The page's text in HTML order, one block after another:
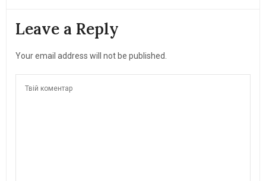
Leave a Reply
Your email address will not be published.